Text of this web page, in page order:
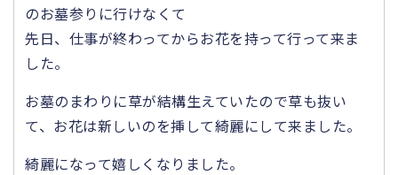
のお墓参りに行けなくて
先日、仕事が終わってからお花を持って行って来ま
した。
お墓のまわりに草が結構生えていたので草も抜い
て、お花は新しいのを挿して綺麗にして来ました。
綺麗になって嬉しくなりました。